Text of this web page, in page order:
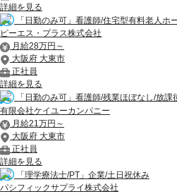
詳細を見る
「日勤のみ可」看護師/住宅型有料老人ホ
ピーエス・プラス株式会社
月給28万円～
大阪府 大東市
正社員
詳細を見る
「日勤のみ可」看護師/残業ほぼなし/放課
有限会社ケイユーカンパニー
月給21万円～
大阪府 大東市
正社員
詳細を見る
「理学療法士/PT」企業/土日祝休み
パシフィックサプライ株式会社